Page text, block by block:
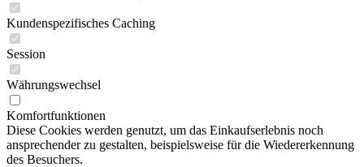
Kundenspezifisches Caching
Session
Währungswechsel
Komfortfunktionen
Diese Cookies werden genutzt, um das Einkaufserlebnis noch
ansprechender zu gestalten, beispielsweise für die Wiedererkennung
des Besuchers.